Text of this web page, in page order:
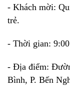
- Khách mời:
trẻ.
- Thời gian:
- Địa điểm:
Bình, P. Bến